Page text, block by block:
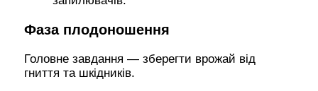
Фаза плодоношення
Головне завдання — зберегти врожай від
гниття та шкідників.